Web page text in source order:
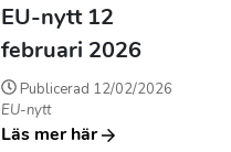
EU-nytt 12
februari 2026
Publicerad 12/02/2026
EU-nytt
Läs mer här